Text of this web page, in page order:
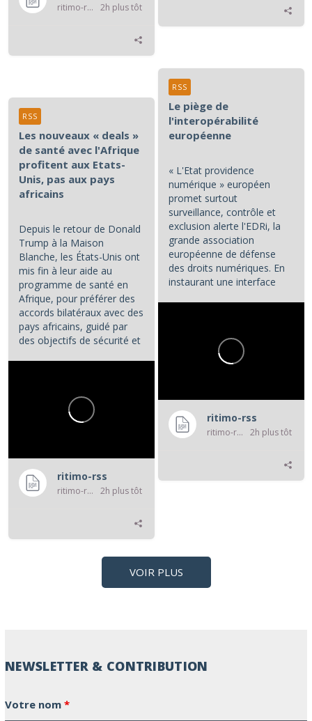
ritimo-rss 2h plus tôt
Le piège de
l'interopérabilité
européenne
« L'Etat providence
numérique » européen
promet surtout
surveillance, contrôle et
exclusion alerte l'EDRi, la
grande association
européenne de défense
des droits numériques. En
instaurant une interface
ritimo-rss
ritimo-rss 2h plus tôt
RSS
Les nouveaux « deals »
de santé avec l'Afrique
profitent aux Etats-
Unis, pas aux pays
africains
Depuis le retour de Donald
Trump à la Maison
Blanche, les États-Unis ont
mis fin à leur aide au
programme de santé en
Afrique, pour préférer des
accords bilatéraux avec des
pays africains, guidé par
des objectifs de sécurité et
ritimo-rss
ritimo-rss 2h plus tôt
RSS
VOIR PLUS
NEWSLETTER & CONTRIBUTION
Votre nom *